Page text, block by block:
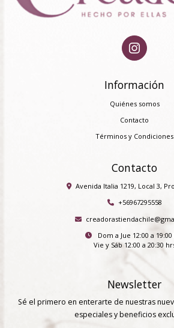
Información
Quiénes somos
Contacto
Términos y Condiciones
Contacto
Avenida Italia 1219, Local 3,
+56967295558
Dom a Jue 12:00 a
Vie y Sáb 12:00 a 20:30
Newsletter
Sé el primero en enterarte de nuestras
especiales y beneficios